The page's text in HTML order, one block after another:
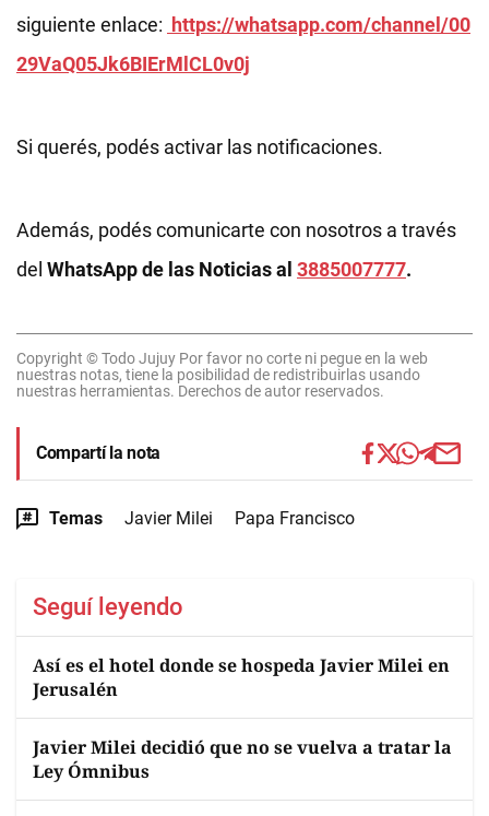
siguiente enlace: https://whatsapp.com/channel/00
29VaQ05Jk6BIErMlCL0v0j
Si querés, podés activar las notificaciones.
Además, podés comunicarte con nosotros a través
del WhatsApp de las Noticias al 3885007777.
Copyright © Todo Jujuy Por favor no corte ni pegue en la web
nuestras notas, tiene la posibilidad de redistribuirlas usando
nuestras herramientas. Derechos de autor reservados.
Compartí la nota
Temas Javier Milei Papa Francisco
Seguí leyendo
Así es el hotel donde se hospeda Javier Milei en
Jerusalén
Javier Milei decidió que no se vuelva a tratar la
Ley Ómnibus